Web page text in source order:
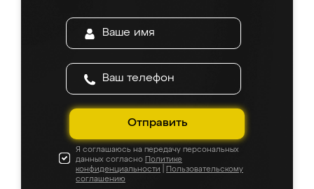
Отправить
Я соглашаюсь на передачу персональных
данных согласно Политике
конфиденциальности
Пользовательскому
соглашению